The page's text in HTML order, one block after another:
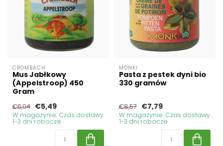
CROMBACH
Mus Jabłkowy
(Appelstroop) 450
Gram
€6,04 €5,49
W magazynie. Czas dostawy
1-3 dni robocze
MONKI
Pasta z pestek dyni bio
330 gramów
€8,57 €7,79
W magazynie. Czas dostawy
1-3 dni robocze